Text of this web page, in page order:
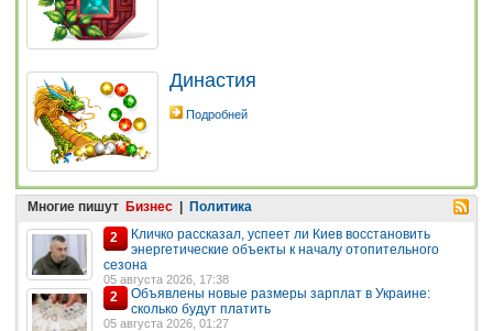
Династия
Подробней
Многие пишут Бизнес | Политика
2
Кличко рассказал, успеет ли Киев восстановить
энергетические объекты к началу отопительного
сезона
05 августа 2026, 17:38
2
Объявлены новые размеры зарплат в Украине:
сколько будут платить
05 августа 2026, 01:27